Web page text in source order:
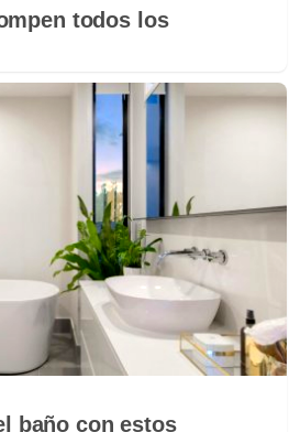
todos los
baño con estos